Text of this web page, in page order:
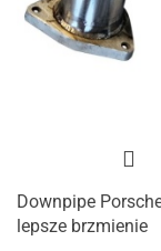
Downpipe
lepsze brzmienie